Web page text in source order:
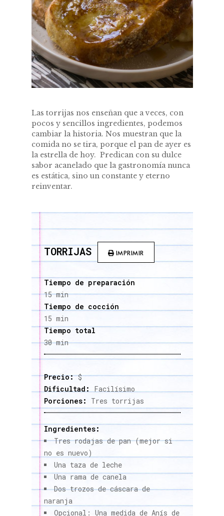
Las torrijas nos enseñan que a veces, con
pocos y sencillos ingredientes, podemos
cambiar la historia. Nos muestran que la
comida no se tira, porque el pan de ayer es
la estrella de hoy. Predican con su dulce
sabor acanelado que la gastronomía nunca
es estática, sino un constante y eterno
reinventar.
TORRIJAS IMPRIMIR
Tiempo de preparación
15 min
Tiempo de cocción
15 min
Tiempo total
30 min
Precio:$
Dificultad:Facilísimo
Porciones:
Tres torrijas
Ingredientes:
Tres rodajas de pan (mejor si
no es nuevo)
Una taza de leche
Una rama de canela
Dos trozos de cáscara de
naranja
Opcional: Una medida de Anís de